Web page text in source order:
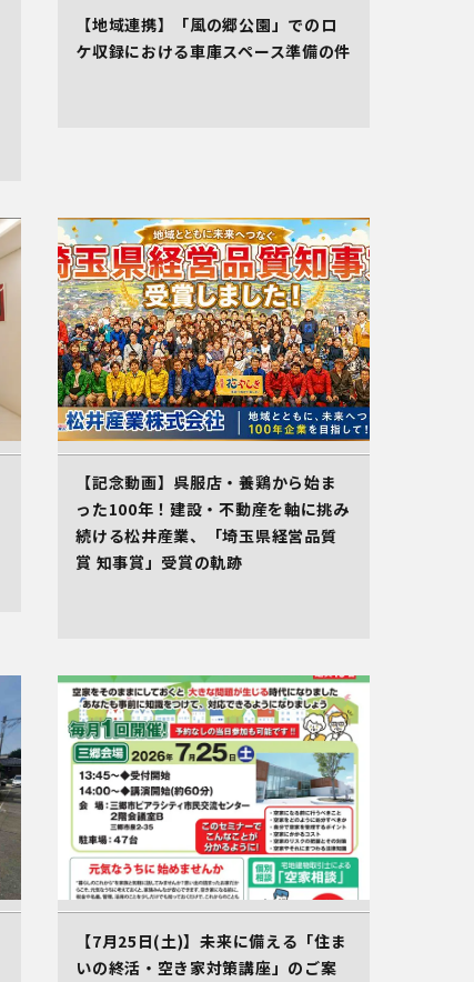
【地域連携】「風の郷公園」でのロ
ケ収録における車庫スペース準備の件
【記念動画】呉服店・養鶏から始ま
った100年！建設・不動産を軸に挑み
続ける松井産業、「埼玉県経営品質
賞 知事賞」受賞の軌跡
【7月25日(土)】未来に備える「住ま
いの終活・空き家対策講座」のご案